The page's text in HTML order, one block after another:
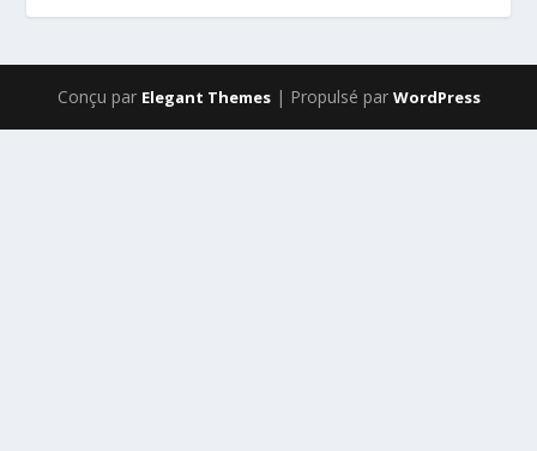
Conçu par Elegant Themes| Propulsé par WordPress